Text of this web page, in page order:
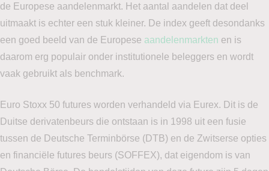
de Europese aandelenmarkt. Het aantal aandelen dat deel
uitmaakt is echter een stuk kleiner. De index geeft desondanks
een goed beeld van de Europese aandelenmarkten en is
daarom erg populair onder institutionele beleggers en wordt
vaak gebruikt als benchmark.
Euro Stoxx 50 futures worden verhandeld via Eurex. Dit is de
Duitse derivatenbeurs die ontstaan is in 1998 uit een fusie
tussen de Deutsche Terminbörse (DTB) en de Zwitserse opties
en financiële futures beurs (SOFFEX), dat eigendom is van